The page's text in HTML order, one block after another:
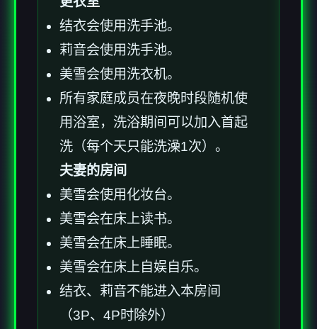
结衣会使用洗手池。
莉音会使用洗手池。
美雪会使用洗衣机。
所有家庭成员在夜晚时段随机使
用浴室，洗浴期间可以加入首起
洗（每个天只能洗澡1次）。
夫妻的房间
美雪会使用化妆台。
美雪会在床上读书。
美雪会在床上睡眠。
美雪会在床上自娱自乐。
结衣、莉音不能进入本房间
（3P、4P时除外）